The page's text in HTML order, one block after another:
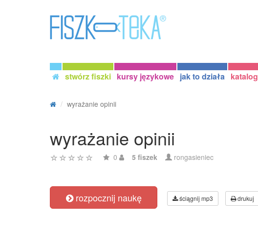
stwórz fiszki kursy językowe jak to działa katalog
wyrażanie opinii
wyrażanie opinii
0 5 fiszek rongasieniec
rozpocznij naukę ściągnij mp3 drukuj